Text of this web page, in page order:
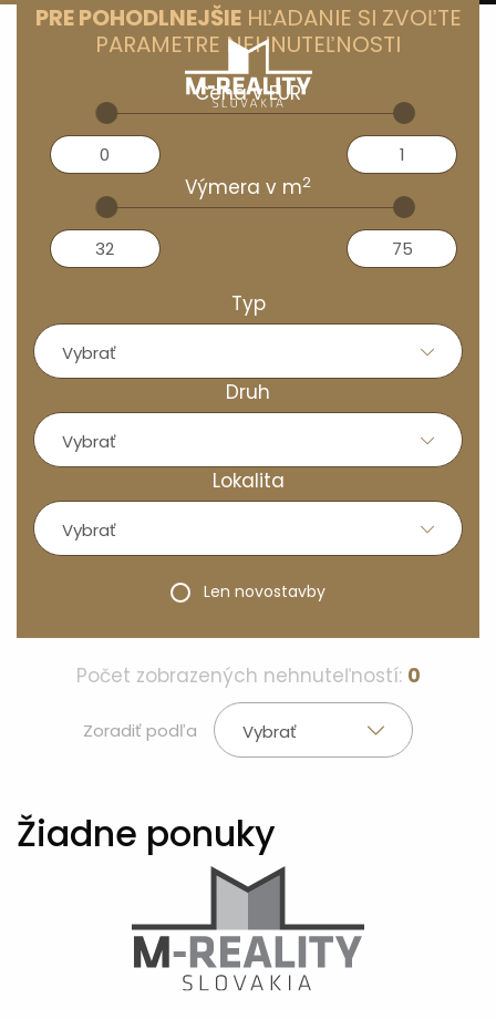
PRE POHODLNEJŠIEHĽADANIE SI ZVOĽTE
PARAMETRE NEHNUTEĽNOSTI
Cena v EUR
Výmera v m2
Typ
Vybrať
Druh
Vybrať
Lokalita
Vybrať
Len novostavby
Počet zobrazených nehnuteľností: 0
Zoradiť podľa Vybrať
Žiadne ponuky